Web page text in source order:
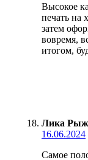
Высокое
печать на
затем
вовремя,
итогом,
Лика
16.06.2024
Самое